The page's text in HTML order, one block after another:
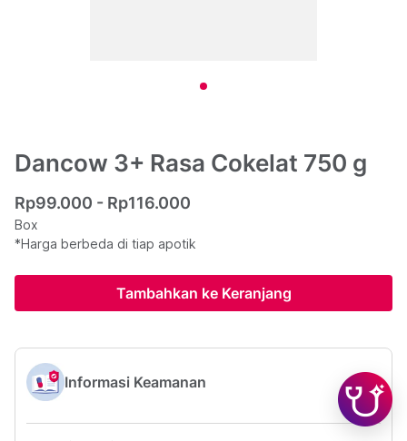
Dancow 3+ Rasa Cokelat 750 g
Rp99.000 - Rp116.000
Box
*Harga berbeda di tiap apotik
Tambahkan ke Keranjang
Informasi Keamanan